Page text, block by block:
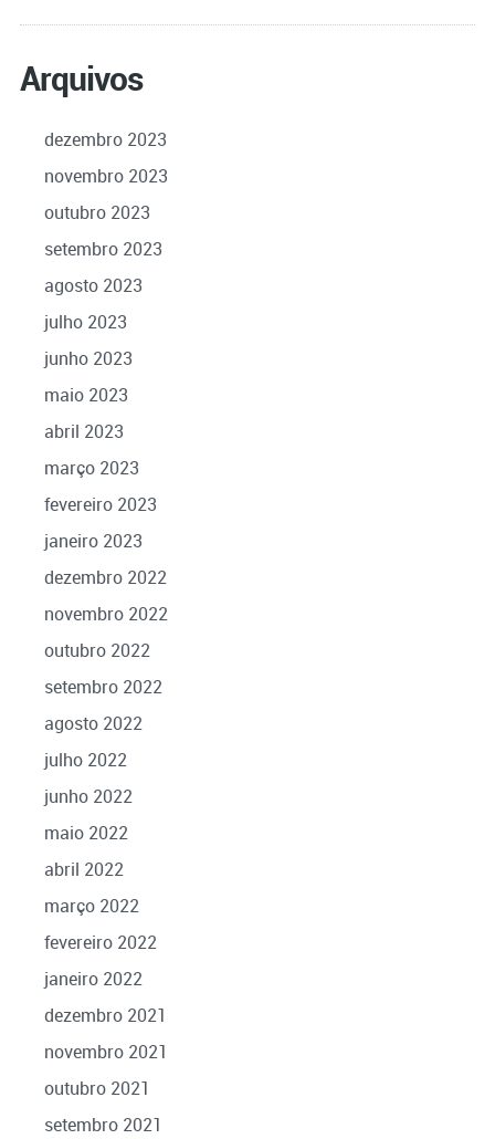
Arquivos
dezembro 2023
novembro 2023
outubro 2023
setembro 2023
agosto 2023
julho 2023
junho 2023
maio 2023
abril 2023
março 2023
fevereiro 2023
janeiro 2023
dezembro 2022
novembro 2022
outubro 2022
setembro 2022
agosto 2022
julho 2022
junho 2022
maio 2022
abril 2022
março 2022
fevereiro 2022
janeiro 2022
dezembro 2021
novembro 2021
outubro 2021
setembro 2021